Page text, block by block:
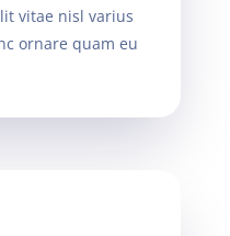
vitae nisl varius
ornare quam eu